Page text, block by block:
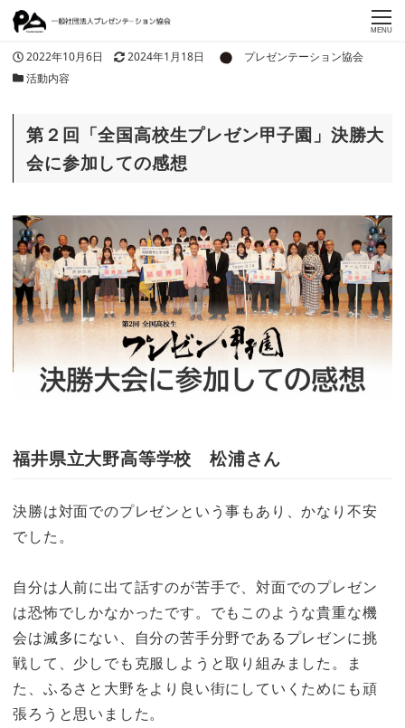
MENU
投稿日
2022年10月6日 更新日
2024年1月18日 著者
プレゼンテーション協会
カテゴリー
活動内容
第２回「全国高校生プレゼン甲子園」決勝大
会に参加しての感想
福井県立大野高等学校 松浦さん
決勝は対面でのプレゼンという事もあり、かなり不安
でした。
自分は人前に出て話すのが苦手で、対面でのプレゼン
は恐怖でしかなかったです。でもこのような貴重な機
会は滅多にない、自分の苦手分野であるプレゼンに挑
戦して、少しでも克服しようと取り組みました。ま
た、ふるさと大野をより良い街にしていくためにも頑
張ろうと思いました。